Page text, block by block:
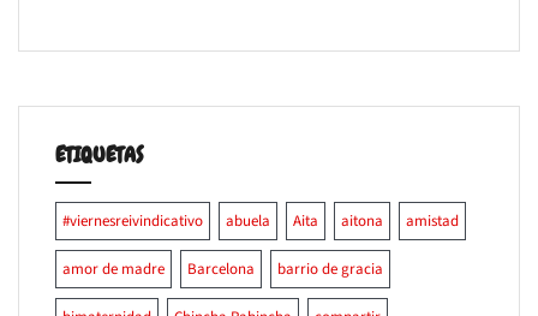
ETIQUETAS
#viernesreivindicativo abuela Aita aitona amistad
amor de madre Barcelona barrio de gracia